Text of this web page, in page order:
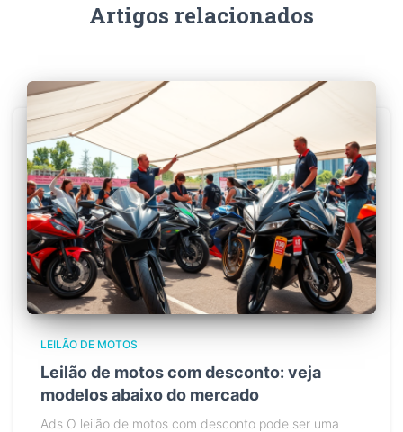
Artigos relacionados
LEILÃO DE MOTOS
Leilão de motos com desconto: veja
modelos abaixo do mercado
Ads O leilão de motos com desconto pode ser uma